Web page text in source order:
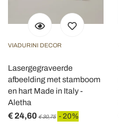
VIADURINI DECOR
Lasergegraveerde
afbeelding met stamboom
en hart Made in Italy -
Aletha
€ 24,60 € 30,75 - 20%